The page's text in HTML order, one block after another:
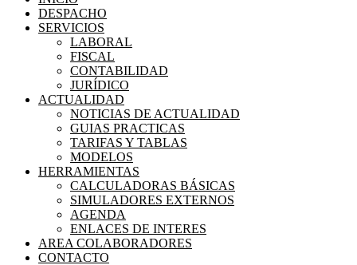
DESPACHO
SERVICIOS
LABORAL
FISCAL
CONTABILIDAD
JURÍDICO
ACTUALIDAD
NOTICIAS DE ACTUALIDAD
GUIAS PRACTICAS
TARIFAS Y TABLAS
MODELOS
HERRAMIENTAS
CALCULADORAS BÁSICAS
SIMULADORES EXTERNOS
AGENDA
ENLACES DE INTERES
AREA COLABORADORES
CONTACTO